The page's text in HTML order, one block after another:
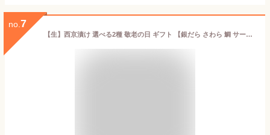
no. 7
【生】西京漬け 選べる2種 敬老の日 ギフト 【銀だら さわら 鯛 サーモン 金目鯛 紋甲イカ まながつお 豚ロース ほたて 】残暑見舞い 西京漬 ギフト 西京漬け 魚 鮭 味噌 専門店 詰め合わせ セット 銀鱈 粕漬け 西京焼き 銀だら 国産 豚味噌漬け 粕漬